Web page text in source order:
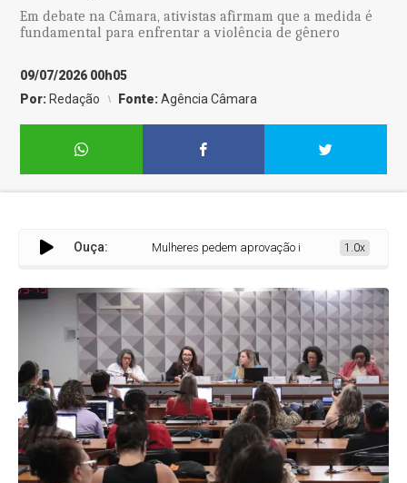
Em debate na Câmara, ativistas afirmam que a medida é
fundamental para enfrentar a violência de gênero
09/07/2026 00h05
Por: Redação Fonte:Agência Câmara
Ouça: Mulheres pedem aprovação imediata do projeto
1.0x